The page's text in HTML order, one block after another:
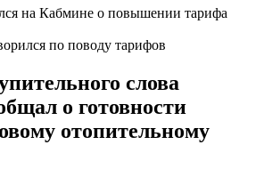
по поводу тарифов
слова
о готовности
отопительному